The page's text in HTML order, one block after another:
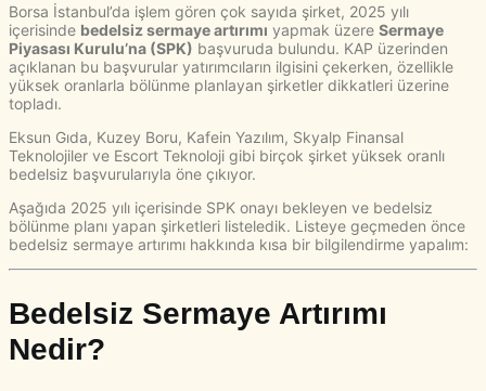
Borsa İstanbul’da işlem gören çok sayıda şirket, 2025 yılı
içerisinde bedelsiz sermaye artırımı yapmak üzere Sermaye
Piyasası Kurulu’na (SPK) başvuruda bulundu. KAP üzerinden
açıklanan bu başvurular yatırımcıların ilgisini çekerken, özellikle
yüksek oranlarla bölünme planlayan şirketler dikkatleri üzerine
topladı.
Eksun Gıda, Kuzey Boru, Kafein Yazılım, Skyalp Finansal
Teknolojiler ve Escort Teknoloji gibi birçok şirket yüksek oranlı
bedelsiz başvurularıyla öne çıkıyor.
Aşağıda 2025 yılı içerisinde SPK onayı bekleyen ve bedelsiz
bölünme planı yapan şirketleri listeledik. Listeye geçmeden önce
bedelsiz sermaye artırımı hakkında kısa bir bilgilendirme yapalım:
Bedelsiz Sermaye Artırımı
Nedir?